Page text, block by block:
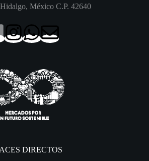
México C.P. 42640
DIRECTOS